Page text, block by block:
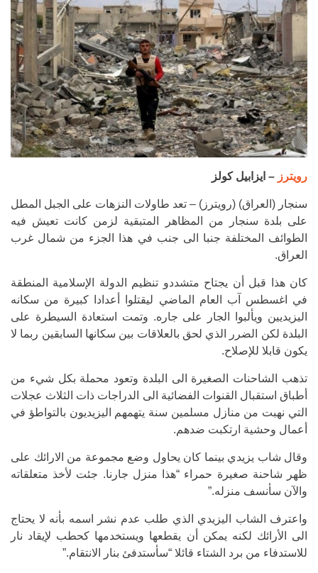
رويترز – ايزابيل كولز
سنجار (العراق) (رويترز) – تعد طاولات النزهات على الجبل المطل
على بلدة سنجار من المظاهر المتبقية لزمن كانت تعيش فيه
الطوائف المختلفة جنبا الى جنب في هذا الجزء من شمال غرب
العراق.
كان هذا قبل أن يجتاح متشددو تنظيم الدولة الإسلامية المنطقة
في اغسطس آب العام الماضي ليقتلوا أعدادا كبيرة من سكانه
اليزيديين ويألبوا الجار على جاره. وتمت استعادة السيطرة على
البلدة لكن الضرر الذي لحق بالعلاقات بين سكانها السابقين ربما لا
يكون قابلا للإصلاح.
تذهب الشاحنات الصغيرة الى البلدة وتعود محملة بكل شيء من
أطباق استقبال القنوات الفضائية الى الدراجات ذات الثلاث عجلات
التي نهبت من منازل مسلمين سنة يتهمهم اليزيديون بالتواطؤ في
أعمال وحشية ارتكبت ضدهم.
وقال شاب يزيدي بينما كان يحاول وضع مجموعة من الارائك على
ظهر شاحنة صغيرة حمراء “هذا منزل جارنا. جئت لأخذ متعلقاته
والآن سأنسف منزله.”
واعترف الشاب اليزيدي الذي طلب عدم نشر اسمه بأنه لا يحتاج
الى الأرائك لكنه يمكن أن يقطعها ويستخدمها كحطب لإيقاد نار
للاستدفاء من برد الشتاء قائلا “سأستدفئ بنار الانتقام.”